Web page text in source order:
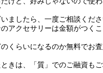
ましたら、一度ご相談くださ
アクセサリーは金額がつく
くらいになるのか無料でお
きは、「質」でのご融資も